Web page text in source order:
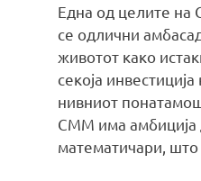
Една од целите на
се одлични
животот како
секоја
нивниот
СММ има амбиција
математичари,